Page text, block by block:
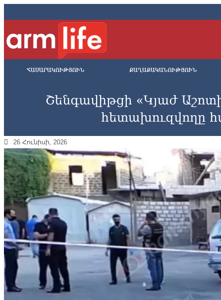
ՀԱՍԱՐԱԿՈՒԹՅՈՒՆ ՔԱՂԱՔԱԿԱՆՈՒԹՅՈՒՆ
Շենգավիթցի «Կյաժ
հետախուզվողը
26 Հունիսի, 2026